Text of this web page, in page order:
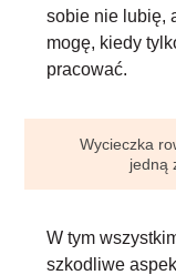
sobie nie lubię,
mogę, kiedy
pracować.
Wycieczka
jedną
W tym
szkodliwe